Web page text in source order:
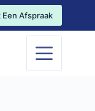
Een Afspraak